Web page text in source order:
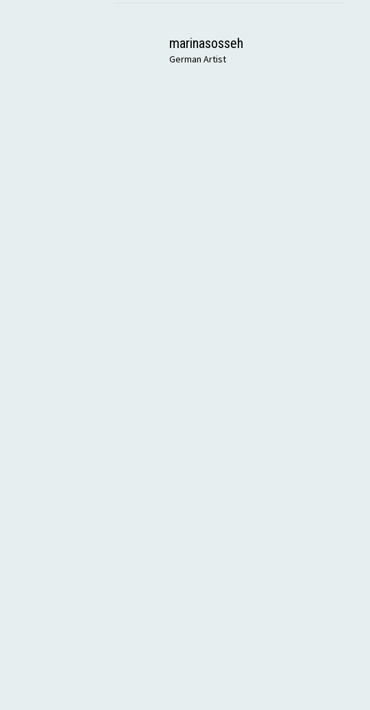
marinasosseh
German Artist